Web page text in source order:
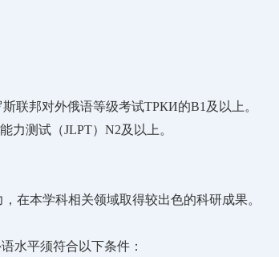
联邦对外俄语等级考试ТРКИ的B1及以上。
力测试（JLPT）N2及以上。
在本学科相关领域取得较出色的科研成果。
水平须符合以下条件：